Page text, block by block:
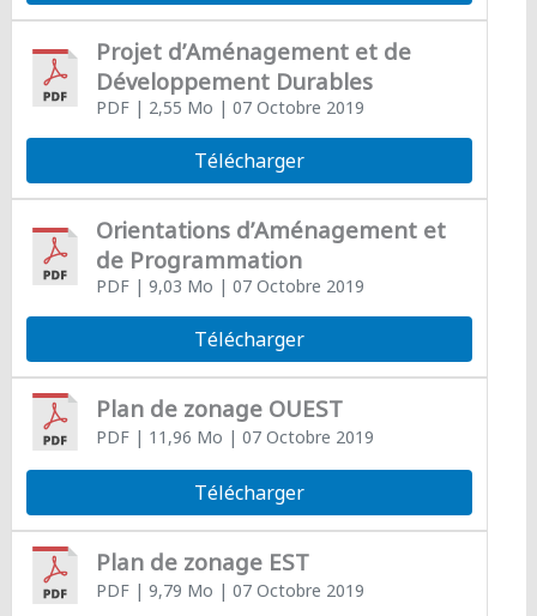
Projet d’Aménagement et de
Développement Durables
PDF| 2,55 Mo | 07 Octobre 2019
Télécharger
Orientations d’Aménagement et
de Programmation
PDF| 9,03 Mo | 07 Octobre 2019
Télécharger
Plan de zonage OUEST
PDF| 11,96 Mo | 07 Octobre 2019
Télécharger
Plan de zonage EST
PDF| 9,79 Mo | 07 Octobre 2019